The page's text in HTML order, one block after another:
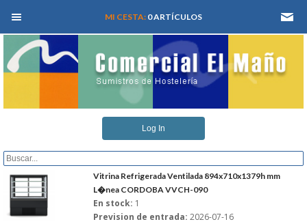
MEN� PRINCIPAL
QUIENES SOMOS
CATALOGOS
REFORMAS Y PROYECTOS
MI CESTA: 0 ARTÍCULOS
Log In
Vitrina Refrigerada Ventilada 894x710x1379h mm
L�nea CORDOBA VVCH-090
En stock: 1
Prevision de entrada: 2026-07-16